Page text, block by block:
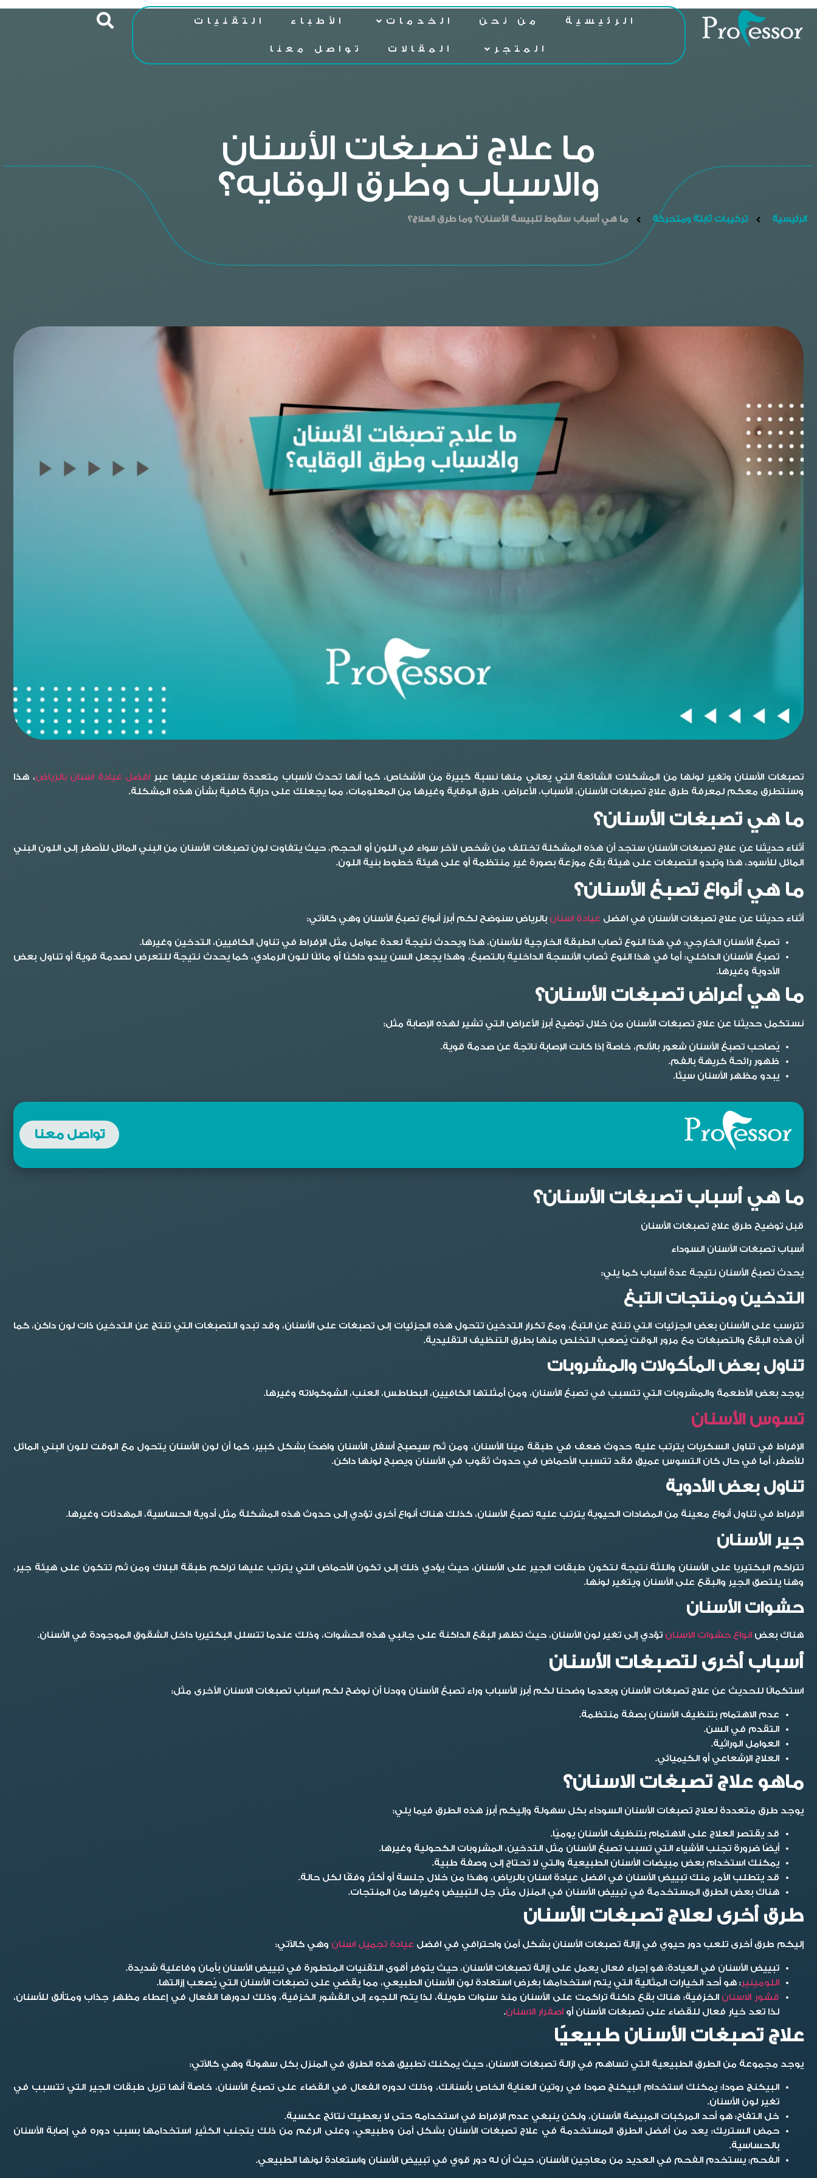
الرئيسية من نحن الخدمات الأطباء التقنيات
المتجر المقالات تواصل معنا
ما علاج تصبغات الأسنان
والاسباب وطرق الوقايه؟
الرئيسية تركيبات ثابتة ومتحركة ما هي أسباب سقوط تلبيسة الأسنان؟ وما طرق العلاج؟
تصبغات الأسنان وتغير لونها من المشكلات الشائعة التي يعاني منها نسبة كبيرة من الأشخاص، كما أنها تحدث لأسباب متعددة سنتعرف عليها عبر افضل عيادة اسنان بالرياض، هذا
وسنتطرق معكم لمعرفة طرق علاج تصبغات الأسنان، الأسباب، الأعراض، طرق الوقاية وغيرها من المعلومات، مما يجعلك على دراية كافية بشأن هذه المشكلة.
ما هي تصبغات الأسنان؟
أثناء حديثنا عن علاج تصبغات الأسنانستجد أن هذه المشكلة تختلف من شخص لآخر سواء في اللون أو الحجم، حيث يتفاوت لون تصبغات الأسنان من البني المائل للأصفر إلى اللون البني
المائل للأسود، هذا وتبدو التصبغات على هيئة بقع موزعة بصورة غير منتظمة أو على هيئة خطوط بنية اللون.
ما هي أنواع تصبغ الأسنان؟
أثناء حديثنا عن علاج تصبغات الأسنان في افضل عيادة اسنان بالرياض سنوضح لكم أبرز أنواع تصبغ الأسنان وهي كالآتي:
تصبغ الأسنان الخارجي: في هذا النوع تُصاب الطبقة الخارجية للأسنان، هذا ويحدث نتيجة لعدة عوامل مثل الإفراط في تناول الكافيين، التدخين وغيرها.
تصبغ الأسنان الداخلي: أما في هذا النوع تُصاب الأنسجة الداخلية بالتصبغ، وهذا يجعل السن يبدو داكنًا أو مائلًا للون الرمادي، كما يحدث نتيجة للتعرض لصدمة قوية أو تناول بعض
الأدوية وغيرها.
ما هي أعراض تصبغات الأسنان؟
نستكمل حديثنا عن علاج تصبغات الأسنان من خلال توضيح أبرز الأعراض التي تشير لهذه الإصابة مثل:
يُصاحب تصبغ الأسنان شعور بالألم، خاصةً إذا كانت الإصابة ناتجة عن صدمة قوية.
ظهور رائحة كريهة بالفم.
يبدو مظهر الأسنان سيئًا.
تواصل معنا
ما هي أسباب تصبغات الأسنان؟
قبل توضيح طرق علاج تصبغات الأسنان
أسباب تصبغات الأسنان السوداء
يحدث تصبغ الأسنان نتيجة عدة أسباب كما يلي:
التدخين ومنتجات التبغ
تترسب على الأسنان بعض الجزئيات التي تنتج عن التبغ، ومع تكرار التدخين تتحول هذه الجزئيات إلى تصبغات على الأسنان، وقد تبدو التصبغات التي تنتج عن التدخين ذات لون داكن، كما
أن هذه البقع والتصبغات مع مرور الوقت يُصعب التخلص منها بطرق التنظيف التقليدية.
تناول بعض المأكولات والمشروبات
يوجد بعض الأطعمة والمشروبات التي تتسبب في تصبغ الأسنان، ومن أمثلتها الكافيين، البطاطس، العنب، الشوكولاته وغيرها.
تسوس الأسنان
الإفراط في تناول السكريات يترتب عليه حدوث ضعف في طبقة مينا الأسنان، ومن ثم سيصبح أسفل الأسنان واضحًا بشكل كبير، كما أن لون الأسنان يتحول مع الوقت للون البني المائل
للأصفر، أما في حال كان التسوس عميق فقد تتسبب الأحماض في حدوث ثقوب في الأسنان ويصبح لونها داكن.
تناول بعض الأدوية
الإفراط في تناول أنواع معينة من المضادات الحيوية يترتب عليه تصبغ الأسنان، كذلك هناك أنواع أخرى تؤدي إلى حدوث هذه المشكلة مثل أدوية الحساسية، المهدئات وغيرها.
جير الأسنان
تتراكم البكتيريا على الأسنان واللثة نتيجة لتكون طبقات الجير على الأسنان، حيث يؤدي ذلك إلى تكون الأحماض التي يترتب عليها تراكم طبقة البلاك ومن ثم تتكون على هيئة جير،
وهنا يلتصق الجير والبقع على الأسنان ويتغير لونها.
حشوات الأسنان
هناك بعض انواع حشوات الاسنان تؤدي إلى تغير لون الأسنان، حيث تظهر البقع الداكنة على جانبي هذه الحشوات، وذلك عندما تتسلل البكتيريا داخل الشقوق الموجودة في الأسنان.
أسباب أخرى لتصبغات الأسنان
استكمالًا للحديث عن علاج تصبغات الأسنان وبعدما وضحنا لكم أبرز الأسباب وراء تصبغ الأسنان وودنا أن نوضح لكم اسباب تصبغات الاسنان الأخرى مثل:
عدم الاهتمام بتنظيف الأسنان بصفة منتظمة.
التقدم في السن.
العوامل الوراثية.
العلاج الإشعاعي أو الكيميائي.
ماهو علاج تصبغات الاسنان؟
يوجد طرق متعددة لعلاج تصبغات الأسنان السوداء بكل سهولة وإليكم أبرز هذه الطرق فيما يلي:
قد يقتصر العلاج على الاهتمام بتنظيف الأسنان يوميًا.
أيضًا ضرورة تجنب الأشياء التي تسبب تصبغ الأسنان مثل التدخين، المشروبات الكحولية وغيرها.
يمكنك استخدام بعض مبيضات الأسنان الطبيعية والتي لا تحتاج إلى وصفة طبية.
قد يتطلب الأمر منك تبييض الأسنان في افضل عيادة اسنان بالرياض، وهذا من خلال جلسة أو أكثر وفقًا لكل حالة.
هناك بعض الطرق المستخدمة في تبييض الأسنان في المنزل مثل جل التبييض وغيرها من المنتجات.
طرق أخرى لعلاج تصبغات الأسنان
إليكم طرق أخرى تلعب دور حيوي في إزالة تصبغات الأسنان بشكل آمن واحترافي في افضل عيادة تجميل اسنان وهي كالآتي:
تبييض الأسنان في العيادة: هو إجراء فعال يعمل على إزالة تصبغات الأسنان، حيث يتوفر أقوى التقنيات المتطورة في تبييض الأسنان بأمان وفاعلية شديدة.
اللومينير: هو أحد الخيارات المثالية التي يتم استخدامها بغرض استعادة لون الأسنان الطبيعي، مما يقضي على تصبغات الأسنان التي يُصعب إزالتها.
قشور الاسنان الخزفية: هناك بقع داكنة تراكمت على الأسنان منذ سنوات طويلة، لذا يتم اللجوء إلى القشور الخزفية، وذلك لدورها الفعال في إعطاء مظهر جذاب ومتألق للأسنان،
لذا تعد خيار فعال للقضاء على تصبغات الأسنان أو اصفرار الاسنان.
علاج تصبغات الأسنان طبيعيًا
يوجد مجموعة من الطرق الطبيعية التي تساهم في ازالة تصبغات الاسنان، حيث يمكنك تطبيق هذه الطرق في المنزل بكل سهولة وهي كالآتي:
البيكنج صودا: يمكنك استخدام البيكنج صودا في روتين العناية الخاص بأسنانك، وذلك لدوره الفعال في القضاء على تصبغ الأسنان، خاصةً أنها تزيل طبقات الجير التي تتسبب في
تغير لون الأسنان.
خل التفاح: هو أحد المركبات المبيضة الأسنان، ولكن ينبغي عدم الإفراط في استخدامه حتى لا يعطيك نتائج عكسية.
حمض الستريك: يعد من أفضل الطرق المستخدمة في علاج تصبغات الأسنان بشكل آمن وطبيعي، وعلى الرغم من ذلك يتجنب الكثير استخدامها بسبب دوره في إصابة الأسنان
بالحساسية.
الفحم: يستخدم الفحم في العديد من معاجين الأسنان، حيث أن له دور قوي في تبييض الأسنان واستعادة لونها الطبيعي.